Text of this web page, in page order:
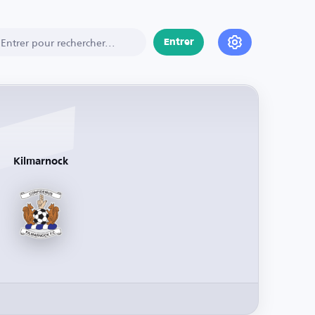
Entrer
Kilmarnock